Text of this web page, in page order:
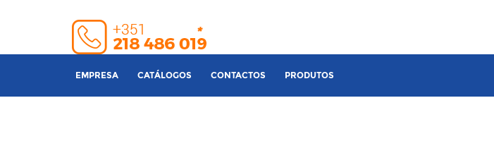
EMPRESA CATÁLOGOS CONTACTOS PRODUTOS